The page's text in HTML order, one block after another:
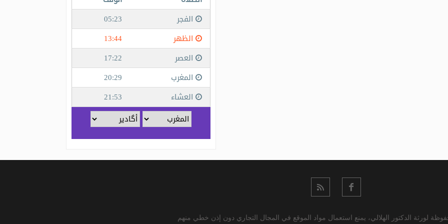
لورثة الدكتور الهلالي، يمنع استعمال مواد الموقع في المجال التجاري دون إذن خطي منهم